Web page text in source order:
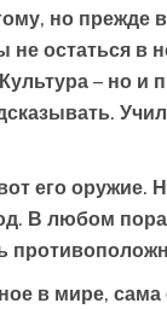
но прежде
остаться в
– но и
его оружие.
В любом
в мире,